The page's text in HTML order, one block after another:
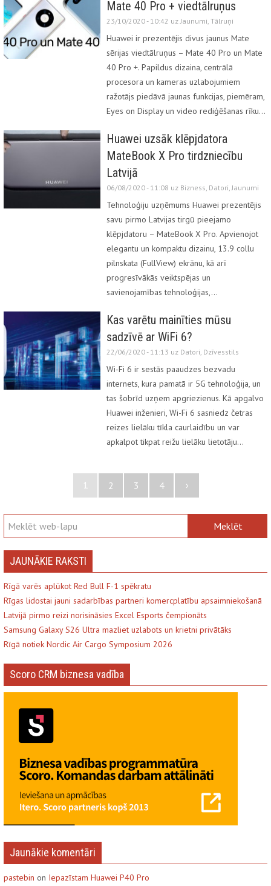
Mate 40 Pro + viedtālruņus
23/10/2020 - 10:42 uzJaunumi, Tālruņi
Huawei ir prezentējis divus jaunus Mate
sērijas viedtālruņus – Mate 40 Pro un Mate
40 Pro +. Papildus dizaina, centrālā
procesora un kameras uzlabojumiem
ražotājs piedāvā jaunas funkcijas, piemēram,
Eyes on Display un video rediģēšanas rīku…
Huawei uzsāk klēpjdatora
MateBook X Pro tirdzniecību
Latvijā
06/08/2020 - 11:08 uz Bizness, Datori,Jaunumi
Tehnoloģiju uzņēmums Huawei prezentējis
savu pirmo Latvijas tirgū pieejamo
klēpjdatoru – MateBook X Pro. Apvienojot
elegantu un kompaktu dizainu, 13.9 collu
pilnskata (FullView) ekrānu, kā arī
progresīvākās veiktspējas un
savienojamības tehnoloģijas,…
Kas varētu mainīties mūsu
sadzīvē ar WiFi 6?
22/06/2020 - 11:13 uz Datori, Dzīvesstils
Wi-Fi 6 ir sestās paaudzes bezvadu
internets, kura pamatā ir 5G tehnoloģija, un
tas šobrīd uzņem apgriezienus. Kā apgalvo
Huawei inženieri, Wi-Fi 6 sasniedz četras
reizes lielāku tīkla caurlaidību un var
apkalpot tikpat reižu lielāku lietotāju…
1 2 3 4 ›
JAUNĀKIE RAKSTI
Rīgā varēs aplūkot Red Bull F-1 spēkratu
Rīgas lidostai jauni sadarbības partneri komercplatību apsaimniekošanā
Latvijā pirmo reizi norisināsies Excel Esports čempionāts
Samsung Galaxy S26 Ultra mazliet uzlabots un krietni privātāks
Rīgā notiek Nordic Air Cargo Symposium 2026
Scoro CRM biznesa vadība
Jaunākie komentāri
pastebin on Iepazīstam Huawei P40 Pro